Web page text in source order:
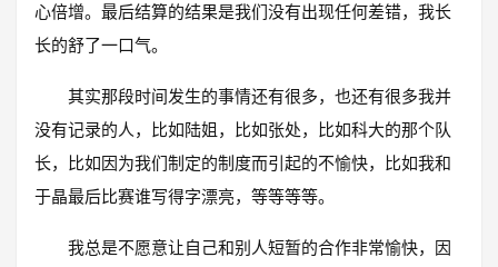
心倍增。最后结算的结果是我们没有出现任何差错，我长
长的舒了一口气。
其实那段时间发生的事情还有很多，也还有很多我并
没有记录的人，比如陆姐，比如张处，比如科大的那个队
长，比如因为我们制定的制度而引起的不愉快，比如我和
于晶最后比赛谁写得字漂亮，等等等等。
我总是不愿意让自己和别人短暂的合作非常愉快，因